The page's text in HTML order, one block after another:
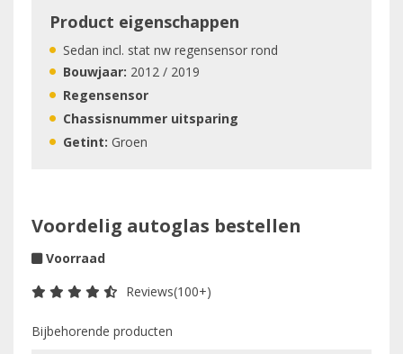
Product eigenschappen
Sedan incl. stat nw regensensor rond
Bouwjaar: 2012 / 2019
Regensensor
Chassisnummer uitsparing
Getint: Groen
Voordelig autoglas bestellen
Voorraad
Reviews(100+)
Bijbehorende producten